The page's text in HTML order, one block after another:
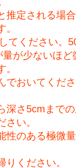
推定される場
てください。
が少ないほど
でおいてくだ
深さ5cmまで
い。
性のある極微
ください。